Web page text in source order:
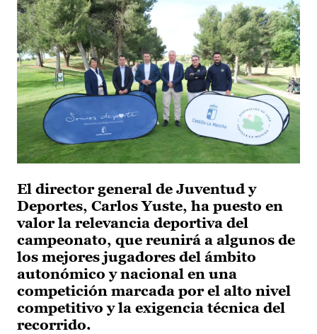
El director general de Juventud y
Deportes, Carlos Yuste, ha puesto en
valor la relevancia deportiva del
campeonato, que reunirá a algunos de
los mejores jugadores del ámbito
autonómico y nacional en una
competición marcada por el alto nivel
competitivo y la exigencia técnica del
recorrido.